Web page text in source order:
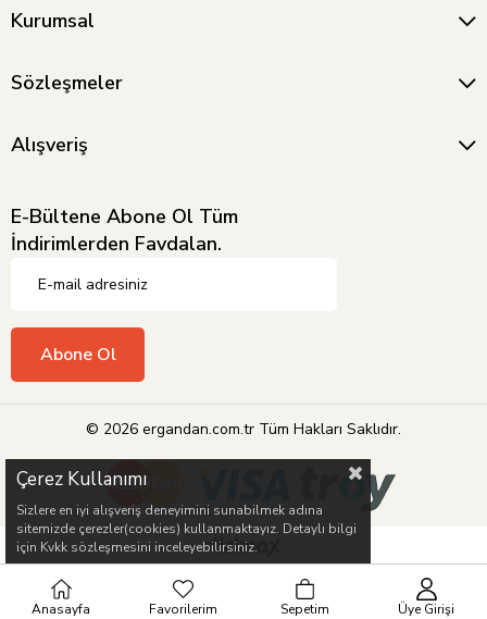
Kurumsal
Sözleşmeler
Alışveriş
E-Bültene Abone Ol Tüm
İndirimlerden Favdalan.
Abone Ol
© 2026 ergandan.com.tr Tüm Hakları Saklıdır.
Çerez Kullanımı
Sizlere en iyi alışveriş deneyimini sunabilmek adına
sitemizde çerezler(cookies) kullanmaktayız. Detaylı bilgi
için Kvkk sözleşmesini inceleyebilirsiniz.
Anasayfa Favorilerim Sepetim Üye Girişi